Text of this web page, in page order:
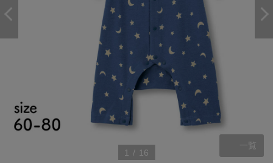
1 / 16
一覧